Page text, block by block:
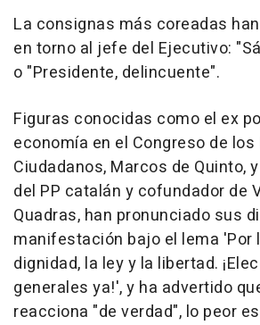
La consignas más coreadas
en torno al jefe del Ejecutivo:
o "Presidente, delincuente".
Figuras conocidas como el ex
economía en el Congreso de
Ciudadanos, Marcos de Quinto,
del PP catalán y cofundador de
Quadras, han pronunciado sus
manifestación bajo el lema 'Por
dignidad, la ley y la libertad.
generales ya!', y ha advertido
reacciona "de verdad", lo peor